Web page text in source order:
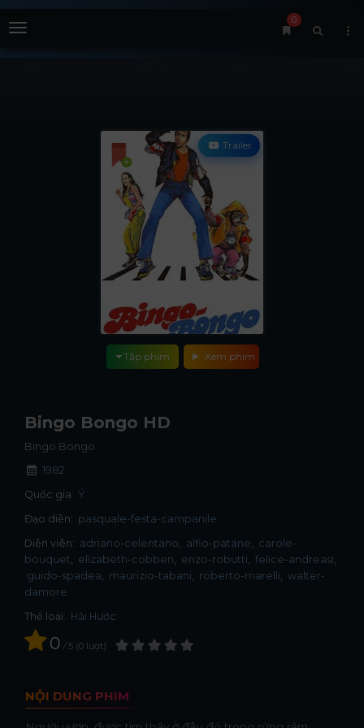
Menu
0
Trailer
Xem phim
Tập phim
Bingo Bongo HD
Bingo Bongo
1982
Quốc gia: Ý
Đạo diễn: pasquale-festa-campanile
Diễn viên: adriano-celentano alfio-patane
carole-
bouquet
elizabeth-cobben enzo-robutti
felice-andreasi
guido-spadea
maurizio-tabani roberto-marelli
walter-
damore
Thể loại: Hài Hước
0 / 5 0 lượt
NỘI DUNG PHIM